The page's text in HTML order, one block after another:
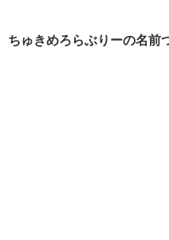
ちゅきめろらぶりーの名前